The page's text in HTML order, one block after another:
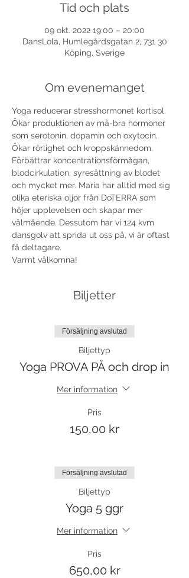
Tid och plats
09 okt. 2022 19:00 – 20:00
DansLola, Humlegårdsgatan 2, 731 30
Köping, Sverige
Om evenemanget
Yoga reducerar stresshormonet kortisol.
Ökar produktionen av må-bra hormoner
som serotonin, dopamin och oxytocin.
Ökar rörlighet och kroppskännedom.
Förbättrar koncentrationsförmågan,
blodcirkulation, syresättning av blodet
och mycket mer. Maria har alltid med sig
olika eteriska oljor från DoTERRA som
höjer upplevelsen och skapar mer
välmående. Dessutom har vi 124 kvm
dansgolv att sprida ut oss på, vi är oftast
få deltagare.
Varmt välkomna!
Biljetter
Försäljning avslutad
Biljettyp
Yoga PROVA PÅ och drop in
Mer information
Pris
150,00 kr
Försäljning avslutad
Biljettyp
Yoga 5 ggr
Mer information
Pris
650,00 kr